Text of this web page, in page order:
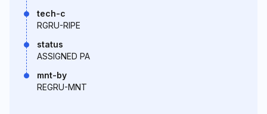
tech-c
RGRU-RIPE
status
ASSIGNED PA
mnt-by
REGRU-MNT